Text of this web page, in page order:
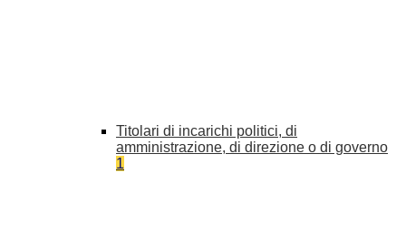
Titolari di incarichi politici, di
amministrazione, di direzione o di governo
1